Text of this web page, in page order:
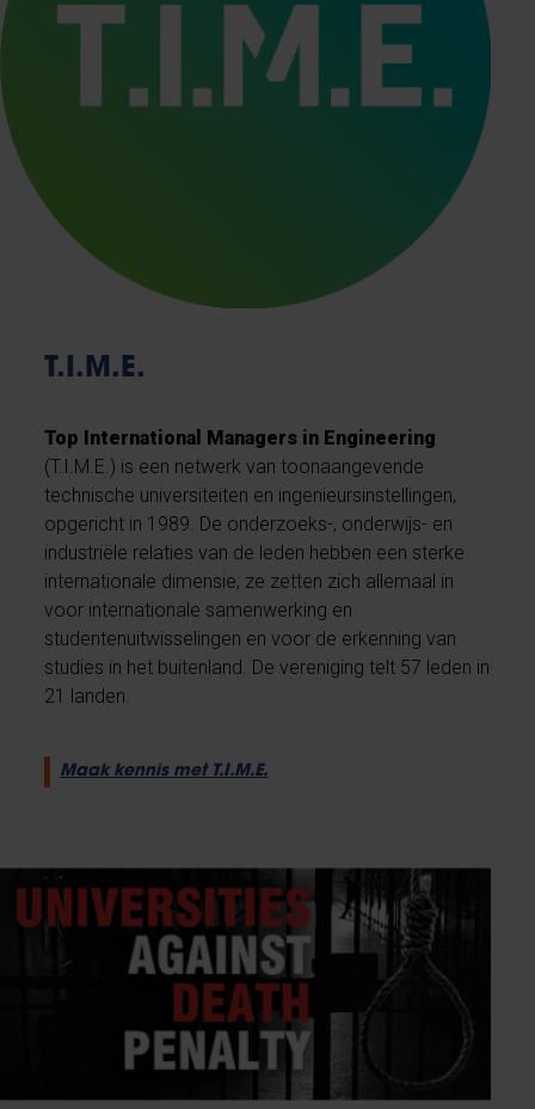
T.I.M.E.
Top International Managers in Engineering
(T.I.M.E.) is een netwerk van toonaangevende
technische universiteiten en ingenieursinstellingen,
opgericht in 1989. De onderzoeks-, onderwijs- en
industriële relaties van de leden hebben een sterke
internationale dimensie; ze zetten zich allemaal in
voor internationale samenwerking en
studentenuitwisselingen en voor de erkenning van
studies in het buitenland. De vereniging telt 57 leden in
21 landen.
Maak kennis met T.I.M.E.